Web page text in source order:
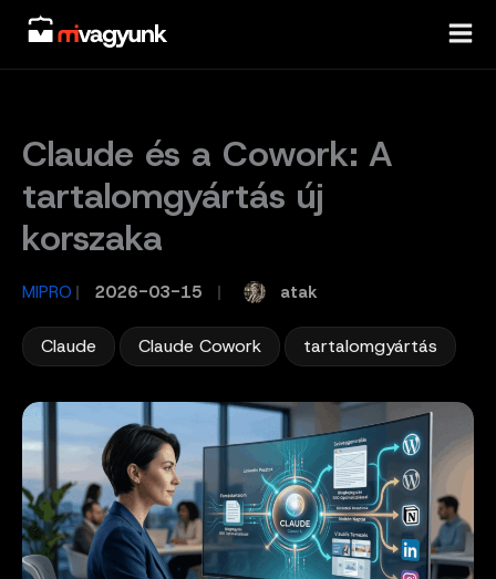
Skip
content
Claude és a Cowork: A
tartalomgyártás új
korszaka
MIPRO / 2026-03-15 atak
Claude Claude Cowork tartalomgyártás